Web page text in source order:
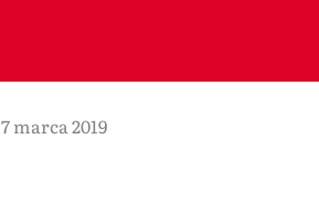
7 marca 2019